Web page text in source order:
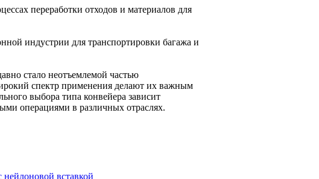
переработки отходов и материалов для
индустрии для транспортировки багажа и
стало неотъемлемой частью
спектр применения делают их важным
выбора типа конвейера зависит
операциями в различных отраслях.
вставкой